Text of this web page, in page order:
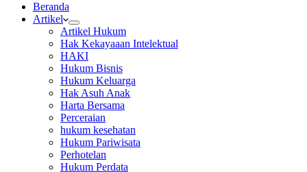
Beranda
Artikel
Artikel Hukum
Hak Kekayaaan Intelektual
HAKI
Hukum Bisnis
Hukum Keluarga
Hak Asuh Anak
Harta Bersama
Perceraian
hukum kesehatan
Hukum Pariwisata
Perhotelan
Hukum Perdata